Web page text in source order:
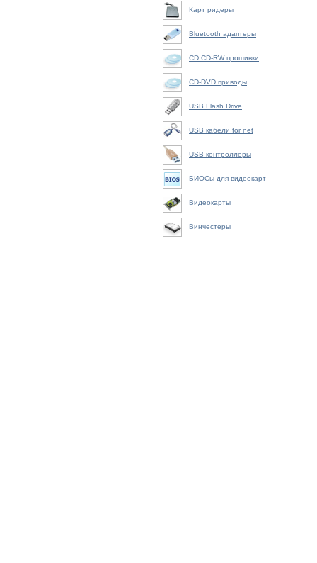
Карт ридеры
Bluetooth адаптеры
CD CD-RW прошивки
CD-DVD приводы
USB Flash Drive
USB кабели for net
USB контроллеры
БИОСы для видеокарт
Видеокарты
Винчестеры